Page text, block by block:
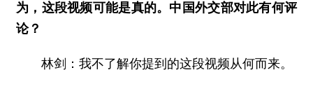
为，这段视频可能是真的。中国外交部对此有何评
论？
林剑：我不了解你提到的这段视频从何而来。